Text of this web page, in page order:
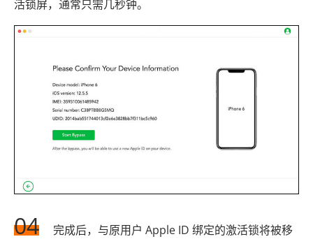
活锁屏，通常只需几秒钟。
04
完成后，与原用户 Apple ID 绑定的激活锁将被移